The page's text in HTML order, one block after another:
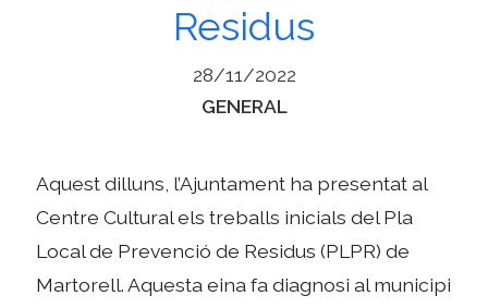
Residus
28/11/2022
Categories
GENERAL
Aquest dilluns, l’Ajuntament ha presentat al
Centre Cultural els treballs inicials del Pla
Local de Prevenció de Residus (PLPR) de
Martorell. Aquesta eina fa diagnosi al municipi